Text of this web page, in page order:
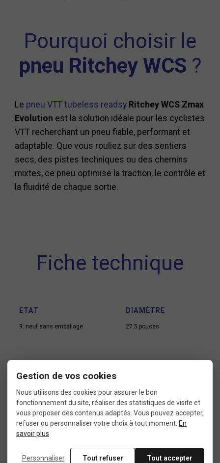
Pourquoi choisir le
pneu Ritchey WCS ?
Le pneu VTT tubeless readsy Ritchey WCS Zmax
Evolution est la solution idéale pour les cyclistes
VTT recherchant un pneu fiable, performant et
adaptable. Que vous rouliez sur des sentiers
secs, des pistes techniques ou des chemins
mixtes, ce pneu optimise la traction, le contrôle et
la fluidité de chaque sortie.
Fiche technique
ETAT
9: neuf sans emballage
DIAMÈTRE
27.5 pouces
USAGE
VTT dirt
VTT pump track
MONTAGE
Gestion de vos cookies
Nous utilisons des cookies pour assurer le bon
fonctionnement du site, réaliser des statistiques de visite et
vous proposer des contenus adaptés. Vous pouvez accepter,
refuser ou personnaliser votre choix à tout moment. En
savoir plus
Personnaliser Tout refuser Tout accepter